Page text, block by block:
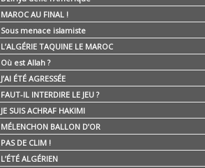
MAROC AU FINAL !
Sous menace islamiste
L’ALGÉRIE TAQUINE LE MAROC
Où est Allah ?
J’AI ÉTÉ AGRESSÉE
FAUT-IL INTERDIRE LE JEU ?
JE SUIS ACHRAF HAKIMI
MÉLENCHON BALLON D’OR
PAS DE CLIM !
L’ÉTÉ ALGÉRIEN